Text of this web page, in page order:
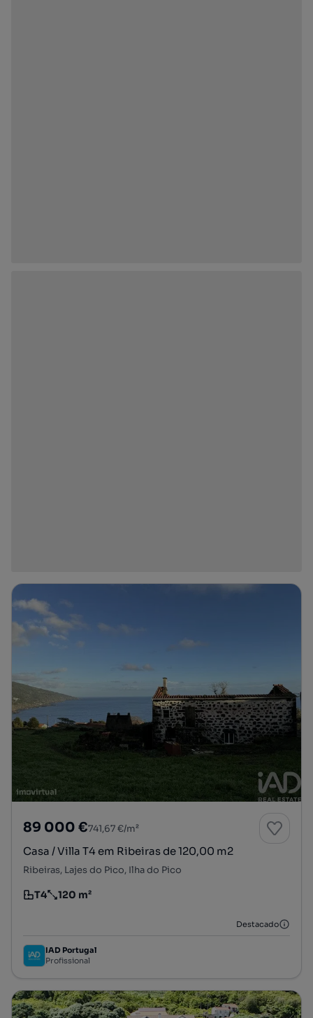
89 000 €741,67 €/m²
Casa / Villa T4 em Ribeiras de 120,00 m2
Ribeiras, Lajes do Pico, Ilha do Pico
Tipologia
T4
Preço por metro quadrado
120 m²
Destacado
IAD Portugal
Profissional